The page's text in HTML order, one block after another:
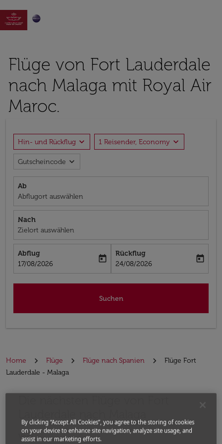

Flüge von Fort Lauderdale
nach Malaga mit Royal Air
Maroc.
Hin- und Rückflug expand_more 1 Reisender, Economy expand_more
Gutscheincode expand_more
Ab
Abflugort auswählen
Nach
Zielort auswählen
Abflug
fc-booking-departure-date-aria-label
17/08/2026
today
Rückflug
fc-booking-return-date-aria-label
24/08/2026
today
Suchen
Home Flüge Flüge nach Spanien
Flüge Fort
Lauderdale - Malaga
Von
By clicking “Accept All Cookies”, you agree to the storing of cookies
on your device to enhance site navigation, analyze site usage, and
assist in our marketing efforts.